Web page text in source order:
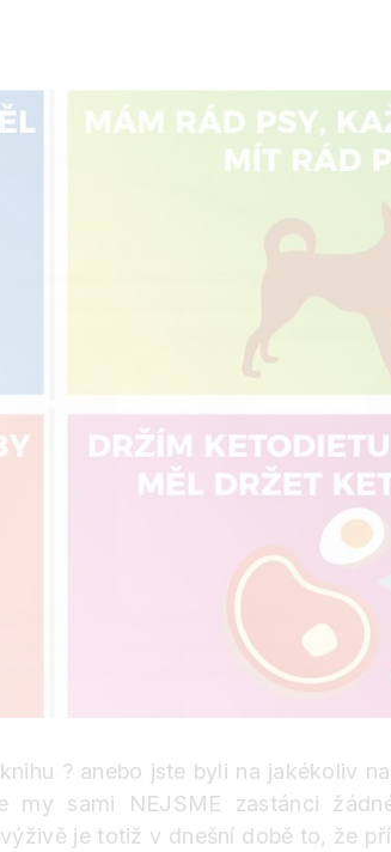
? anebo jste byli na jakékoliv
my sami NEJSME zastánci
je totiž v dnešní době to, že